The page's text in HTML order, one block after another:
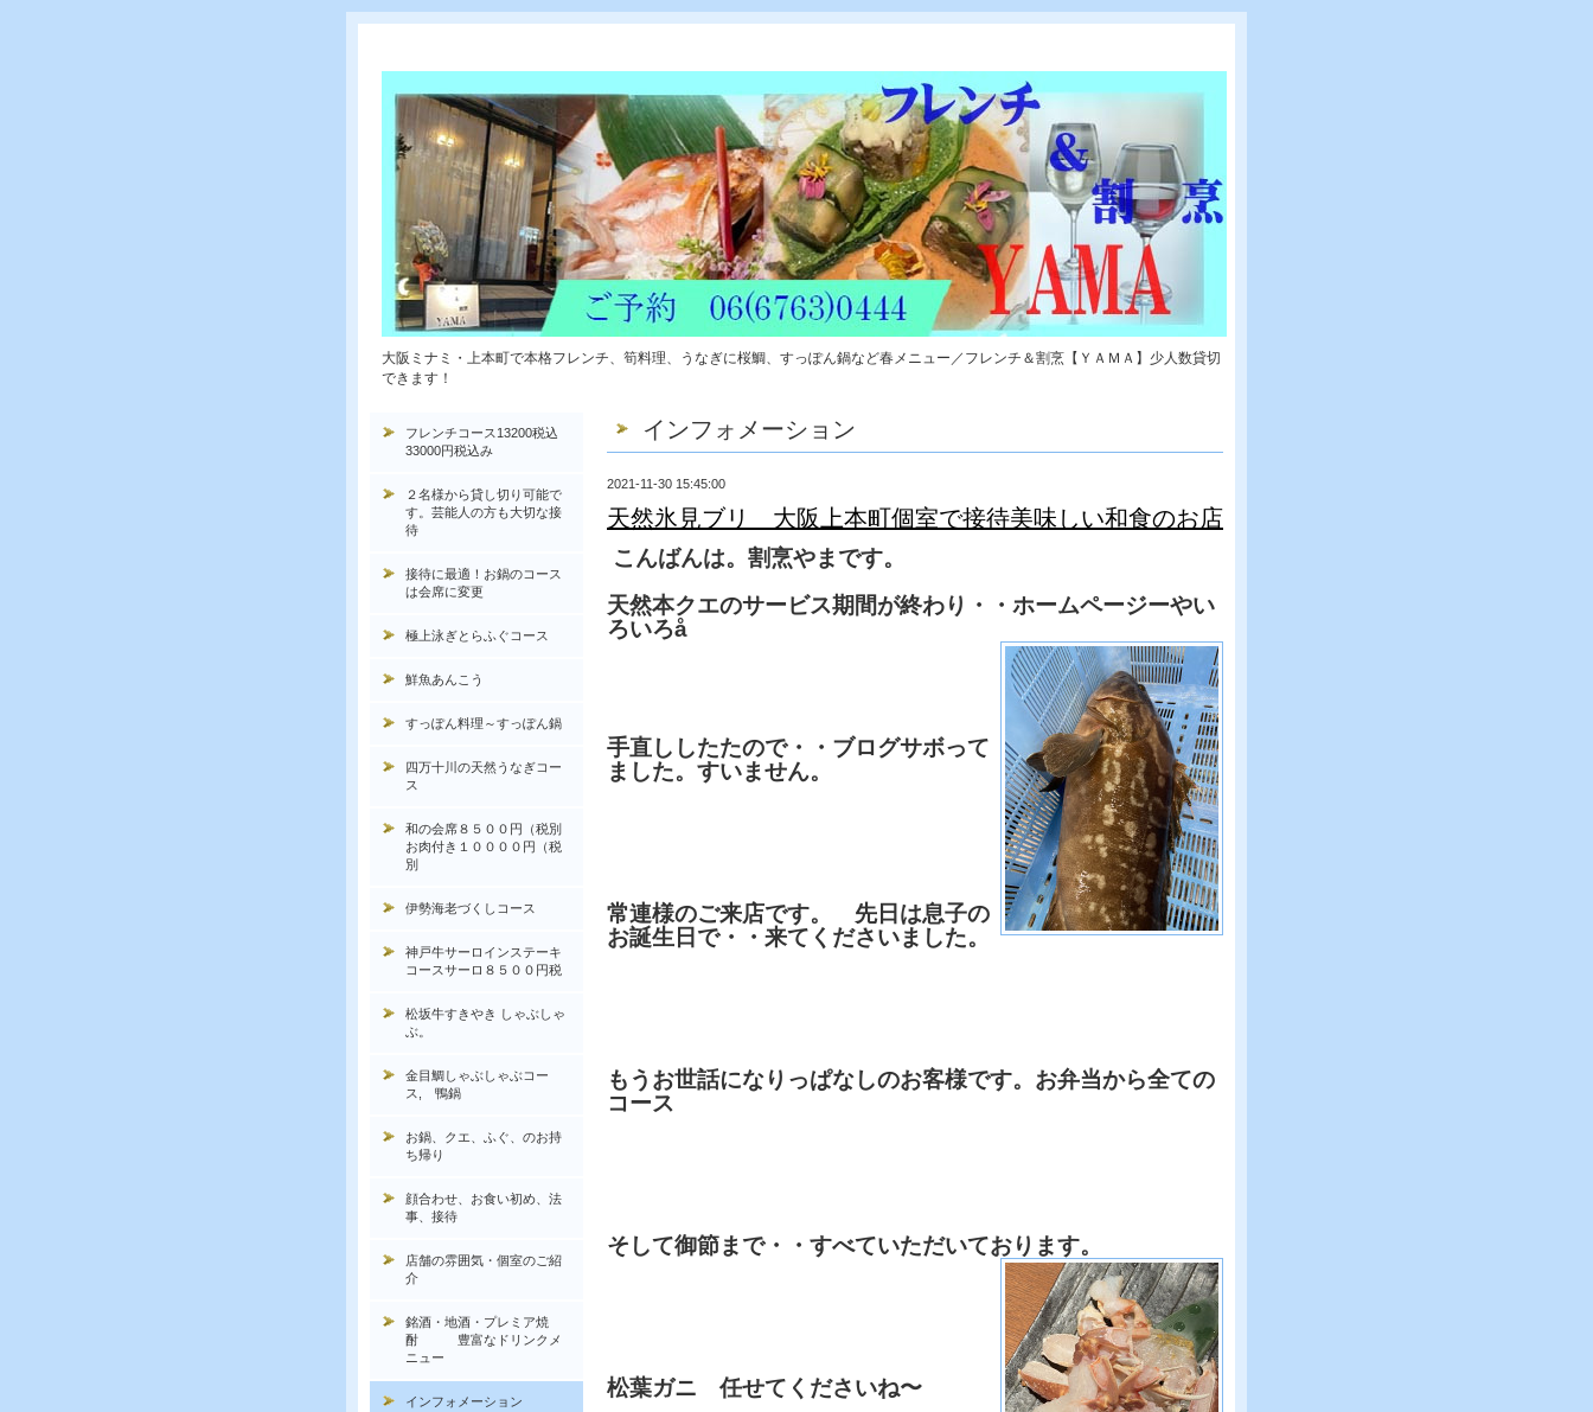
大阪ミナミ・上本町で本格フレンチ、筍料理、うなぎに桜鯛、すっぽん鍋など春メニュー／フレンチ＆割烹【ＹＡＭＡ】少人数貸切
できます！
インフォメーション
2021-11-30 15:45:00
天然氷見ブリ 大阪上本町個室で接待美味しい和食のお店
こんばんは。割烹やまです。
天然本クエのサービス期間が終わり・・ホームページーやい
ろいろå
手直ししたたので・・ブログサボって
ました。すいません。
常連様のご来店です。 先日は息子の
お誕生日で・・来てくださいました。
もうお世話になりっぱなしのお客様です。お弁当から全ての
コース
そして御節まで・・すべていただいております。
松葉ガニ 任せてくださいね〜
フレンチコース13200税込
33000円税込み
２名様から貸し切り可能で
す。芸能人の方も大切な接
待
接待に最適！お鍋のコース
は会席に変更
極上泳ぎとらふぐコース
鮮魚あんこう
すっぽん料理～すっぽん鍋
四万十川の天然うなぎコー
ス
和の会席８５００円（税別
お肉付き１００００円（税
別
伊勢海老づくしコース
神戸牛サーロインステーキ
コースサーロ８５００円税
松坂牛すきやき しゃぶしゃ
ぶ。
金目鯛しゃぶしゃぶコー
ス, 鴨鍋
お鍋、クエ、ふぐ、のお持
ち帰り
顔合わせ、お食い初め、法
事、接待
店舗の雰囲気・個室のご紹
介
銘酒・地酒・プレミア焼
酎 豊富なドリンクメ
ニュー
インフォメーション